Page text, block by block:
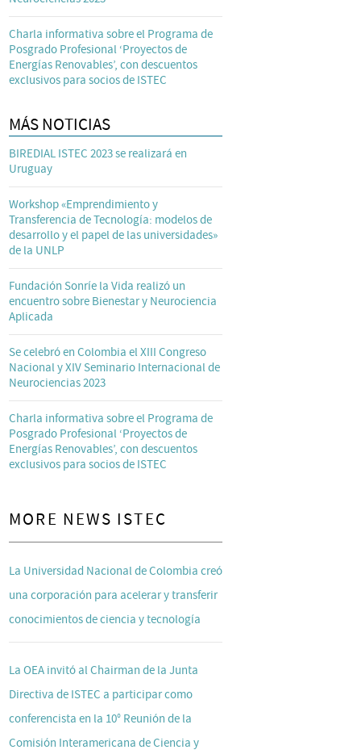
Charla informativa sobre el Programa de
Posgrado Profesional ‘Proyectos de
Energías Renovables’, con descuentos
exclusivos para socios de ISTEC
MÁS NOTICIAS
BIREDIAL ISTEC 2023 se realizará en
Uruguay
Workshop «Emprendimiento y
Transferencia de Tecnología: modelos de
desarrollo y el papel de las universidades»
de la UNLP
Fundación Sonríe la Vida realizó un
encuentro sobre Bienestar y Neurociencia
Aplicada
Se celebró en Colombia el XIII Congreso
Nacional y XIV Seminario Internacional de
Neurociencias 2023
Charla informativa sobre el Programa de
Posgrado Profesional ‘Proyectos de
Energías Renovables’, con descuentos
exclusivos para socios de ISTEC
MORE NEWS ISTEC
La Universidad Nacional de Colombia creó
una corporación para acelerar y transferir
conocimientos de ciencia y tecnología
La OEA invitó al Chairman de la Junta
Directiva de ISTEC a participar como
conferencista en la 10° Reunión de la
Comisión Interamericana de Ciencia y